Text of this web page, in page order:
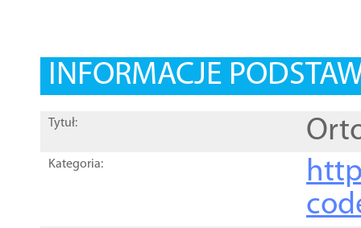
INFORMACJE
Tytuł:
Kategoria: